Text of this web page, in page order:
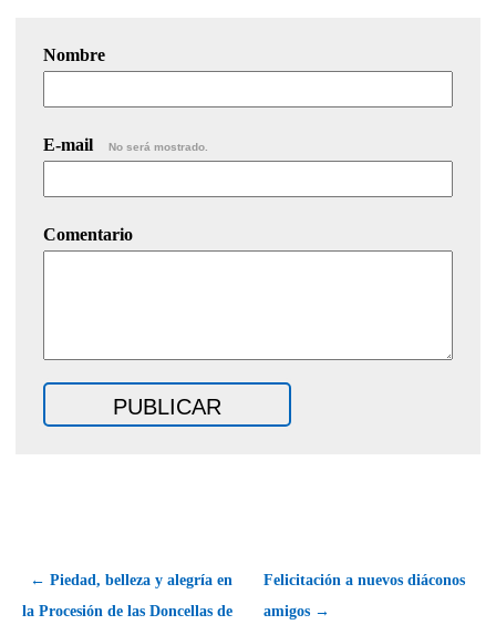
Nombre
E-mail No será mostrado.
Comentario
← Piedad, belleza y alegría en
la Procesión de las Doncellas de
Felicitación a nuevos diáconos
amigos →